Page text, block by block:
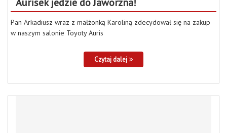
Pan Arkadiusz wraz z małżonką Karoliną zdecydował się na zakup
w naszym salonie Toyoty Auris
Czytaj dalej